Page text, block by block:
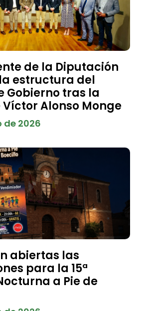
de la Diputación
estructura del
Gobierno tras la
Alonso Monge
de 2026
abiertas las
para la 15ª
a Pie de